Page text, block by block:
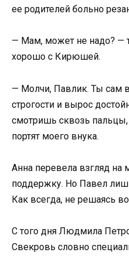
ее родителей больно
— Мам, может не надо? —
хорошо с Кирюшей.
— Молчи, Павлик. Ты сам
строгости и вырос
смотришь сквозь
портят моего внука.
Анна перевела взгляд на
поддержку. Но Павел
Как всегда, не решаясь
С того дня Людмила
Свекровь словно